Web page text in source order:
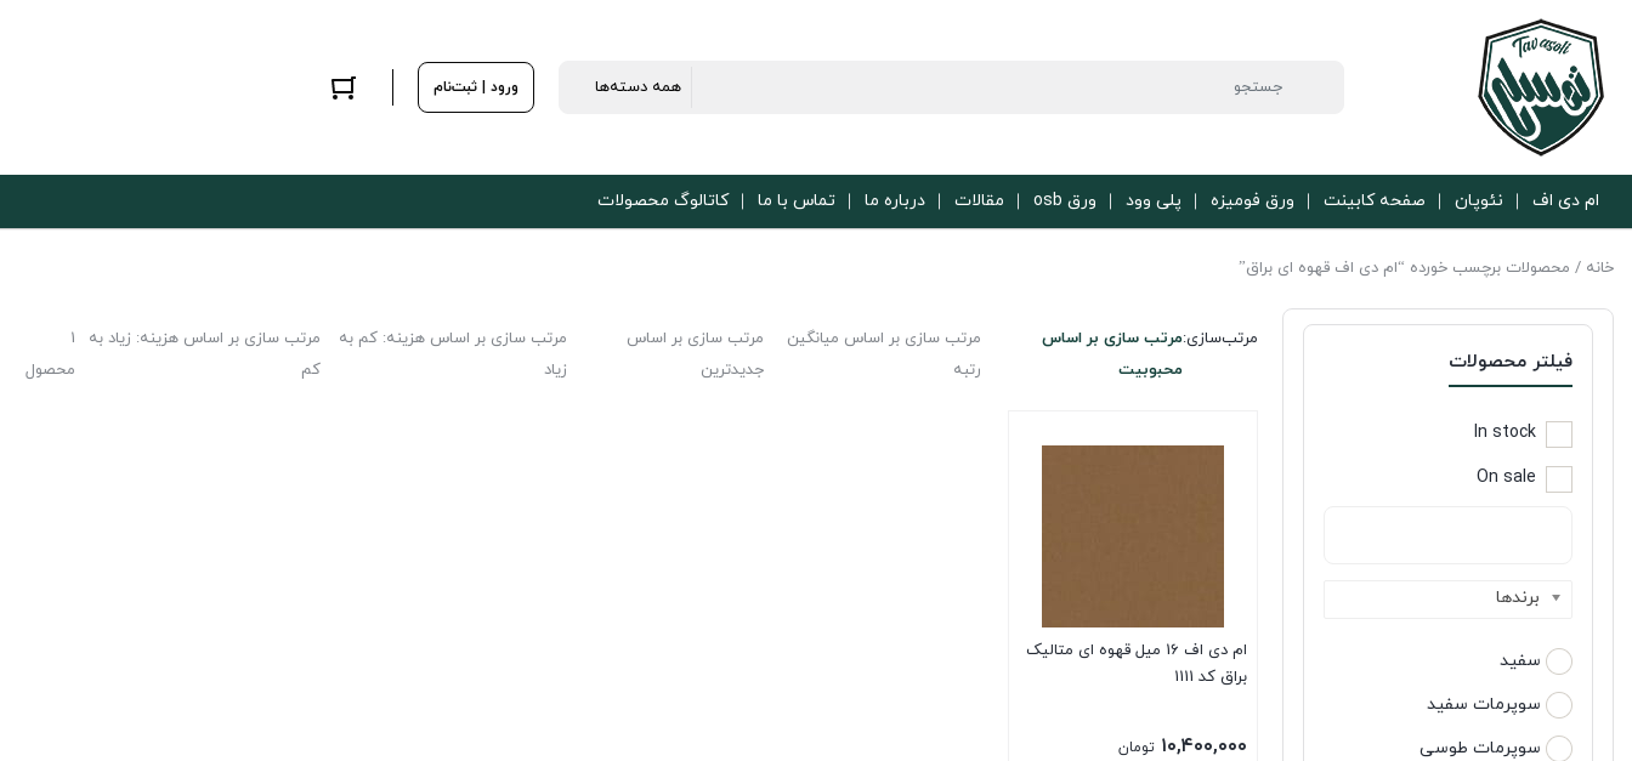
ورود | ثبت‌نام
ام دی اف نئوپان صفحه کابینت ورق فومیزه پلی وود ورق osb مقالات درباره ما تماس با ما کاتالوگ محصولات
خانه / محصولات برچسب خورده “ام دی اف قهوه ای براق”
فیلتر محصولات
In stock
On sale
برندها
سفید
سوپرمات سفید
سوپرمات طوسی
1
محصول
مرتب‌سازی:مرتب سازی بر اساس
محبوبیت
مرتب سازی بر اساس میانگین
رتبه
مرتب سازی بر اساس
جدیدترین
مرتب سازی بر اساس هزینه: کم به
زیاد
مرتب سازی بر اساس هزینه: زیاد به
کم
ام دی اف 16 میل قهوه ای متالیک
براق کد 1111
۱۰,۴۰۰,۰۰۰ تومان